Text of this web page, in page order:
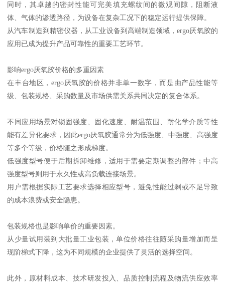
同时，其卓越的密封性能可完美填充螺纹间的微观间隙，阻断液
体、气体的渗透路径，为设备在复杂工况下的稳定运行提供保障。
从汽车制造到精密仪器，从工业设备到高端制造领域，ergo厌氧胶的
应用已成为提升产品可靠性的重要工艺环节。
影响ergo厌氧胶价格的多重因素
在丰台地区，ergo厌氧胶的价格并非单一数字，而是由产品性能等
级、包装规格、采购数量及市场供需关系共同决定的复合体系。
不同应用场景对锁固强度、固化速度、耐温范围、耐化学介质等性
能有差异化要求，因此ergo厌氧胶通常分为低强度、中强度、高强度
等多个等级，价格随之形成梯度。
低强度型号便于后期拆卸维修，适用于需要定期调整的部件；中高
强度型号则用于永久性或高负载连接场景。
用户需根据实际工艺要求选择相应型号，避免性能过剩或不足导致
的成本浪费或安全隐患。
包装规格也是影响单价的重要因素。
从少量试用装到大批量工业包装，单位价格往往随采购量增加而呈
现阶梯式下降，这为不同规模的企业提供了灵活的选择空间。
此外，原材料成本、技术研发投入、品质控制流程及物流供应效率